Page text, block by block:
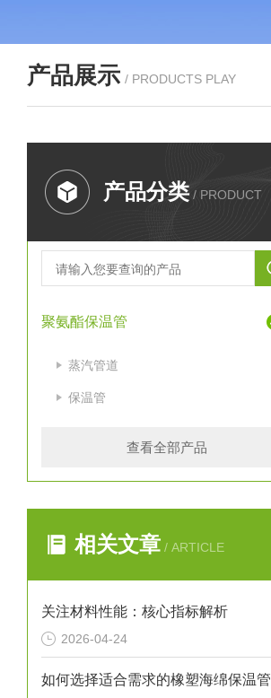
产品展示 / PRODUCTS PLAY
产品分类 / PRODUCT
聚氨酯保温管
蒸汽管道
保温管
查看全部产品
相关文章 / ARTICLE
关注材料性能：核心指标解析
2026-04-24
如何选择适合需求的橡塑海绵保温管